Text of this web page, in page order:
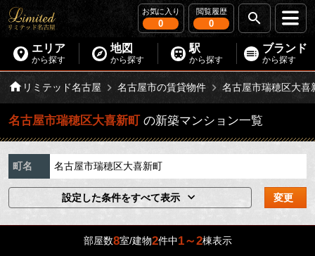
お気に入り
0
閲覧履歴
0
エリア
から探す
地図
から探す
駅
から探す
ブランド
から探す
リミテッド名古屋 名古屋市の賃貸物件 名古屋市瑞穂区大喜
名古屋市瑞穂区大喜新町 の新築マンション一覧
町名 名古屋市瑞穂区大喜新町
設定した条件をすべて表示 変更
部屋数8室/建物2件中1～2棟表示